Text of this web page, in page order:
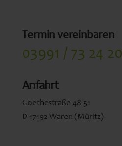
Termin vereinbaren
03991 / 73 24 20
Anfahrt
Goethestraße 48-51
D-17192 Waren (Müritz)